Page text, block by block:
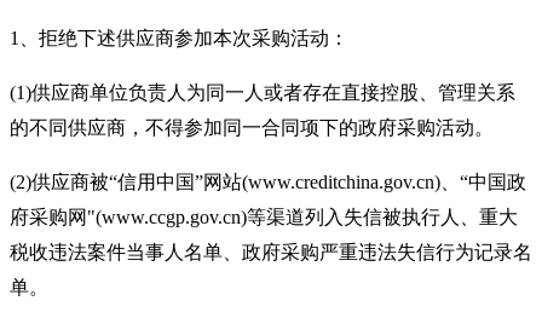
1、拒绝下述供应商参加本次采购活动：
(1)供应商单位负责人为同一人或者存在直接控股、管理关系
的不同供应商，不得参加同一合同项下的政府采购活动。
(2)供应商被“信用中国”网站(www.creditchina.gov.cn)、“中国政
府采购网"(www.ccgp.gov.cn)等渠道列入失信被执行人、重大
税收违法案件当事人名单、政府采购严重违法失信行为记录名
单。